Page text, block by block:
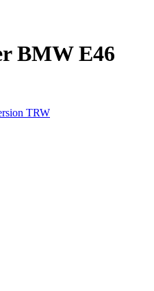
BMW E46